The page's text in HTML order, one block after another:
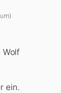
Wolf
ein.